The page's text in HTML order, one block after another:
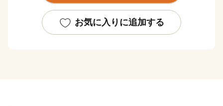
これらは日本遺産にも認定された本町が誇るべき資源で
あり、訪れる方々の心を深く癒やす場所として恵みをも
お気に入りに追加する